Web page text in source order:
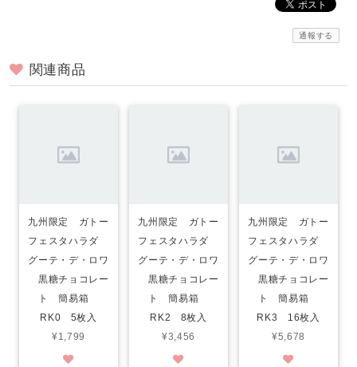
通報する
関連商品
九州限定 ガトー
フェスタハラダ
グーテ・デ・ロワ
黒糖チョコレー
ト 簡易箱
RK0 5枚入
¥1,799
九州限定 ガトー
フェスタハラダ
グーテ・デ・ロワ
黒糖チョコレー
ト 簡易箱
RK2 8枚入
¥3,456
九州限定 ガトー
フェスタハラダ
グーテ・デ・ロワ
黒糖チョコレー
ト 簡易箱
RK3 16枚入
¥5,678